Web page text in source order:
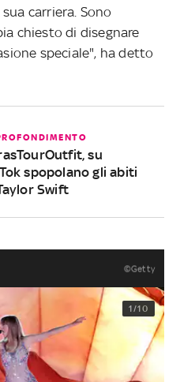
carriera. Sono
chiesto di disegnare
speciale", ha detto
su
spopolano gli abiti
Swift
©Getty
1/10